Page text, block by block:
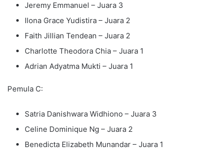
Jeremy Emmanuel – Juara 3
⁠Ilona Grace Yudistira – Juara 2
⁠Faith Jillian Tendean – Juara 2
⁠Charlotte Theodora Chia – Juara 1
⁠Adrian Adyatma Mukti – Juara 1
Pemula C:
Satria Danishwara Widhiono – Juara 3
⁠Celine Dominique Ng – Juara 2
⁠Benedicta Elizabeth Munandar – Juara 1